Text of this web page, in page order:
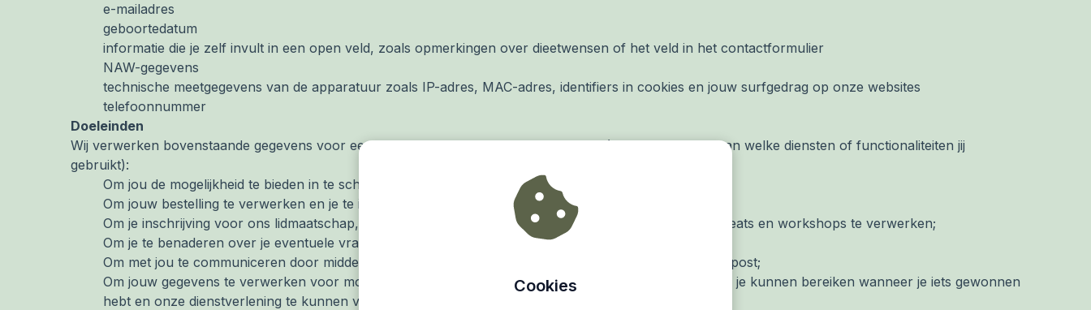
e-mailadres
geboortedatum
informatie die je zelf invult in een open veld, zoals opmerkingen over dieetwensen of het veld in het contactformulier
NAW-gegevens
technische meetgegevens van de apparatuur zoals IP-adres, MAC-adres, identifiers in cookies en jouw surfgedrag op onze websites
telefoonnummer
Doeleinden
Wij verwerken bovenstaande gegevens voor een of meer van de volgende doeleinden (mede afhankelijk van welke diensten of functionaliteiten jij
gebruikt):
Om jou de mogelijkheid te bieden in te schrijven voor events en diensten via onze website;
Om jouw bestelling te verwerken en je te informeren over het verloop daarvan;
Om je inschrijving voor ons lidmaatschap, onze community of overige diensten zoals opleidingen, retreats en workshops te verwerken;
Om je te benaderen over je eventuele vragen;
Om met jou te communiceren door middel van het verzenden van elektronische nieuwsbrieven en/of post;
Om jouw gegevens te verwerken voor mogelijke deelname aan prijsvragen en andere acties, zodat we je kunnen bereiken wanneer je iets gewonnen
hebt en onze dienstverlening te kunnen verbeteren;
Cookies